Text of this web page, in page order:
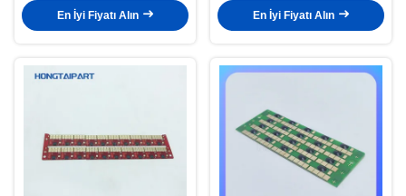
8660 için otomatik sıfırlama çipi
En İyi Fiyatı Alın
7512 7610 7612 6100 6600 6700
En İyi Fiyatı Alın